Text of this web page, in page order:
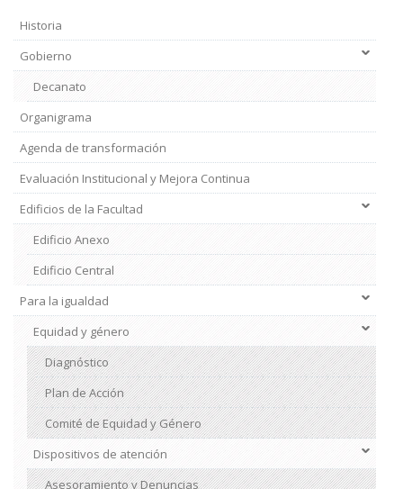
Historia
Gobierno
Decanato
Organigrama
Agenda de transformación
Evaluación Institucional y Mejora Continua
Edificios de la Facultad
Edificio Anexo
Edificio Central
Institucional
Para la igualdad
Equidad y género
Diagnóstico
Plan de Acción
Comité de Equidad y Género
Dispositivos de atención
Asesoramiento y Denuncias